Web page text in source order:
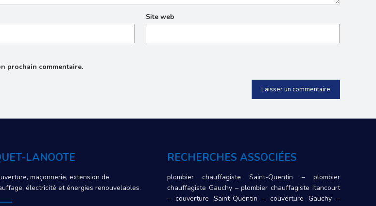
Site web
prochain commentaire.
LANOOTE
maçonnerie, extension de
électricité et énergies renouvelables.
RECHERCHES ASSOCIÉES
plombier chauffagiste Saint-Quentin – plombier
chauffagiste Gauchy–plombier chauffagiste Itancourt
– couverture Saint-Quentin –couverture Gauchy–